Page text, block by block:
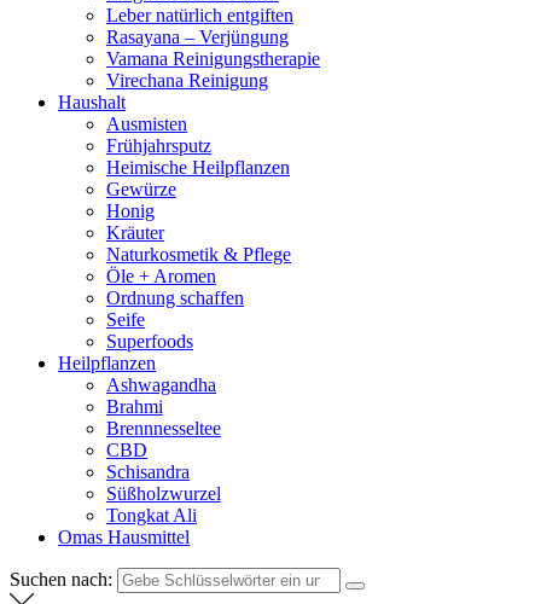
Leber natürlich entgiften
Rasayana – Verjüngung
Vamana Reinigungstherapie
Virechana Reinigung
Haushalt
Ausmisten
Frühjahrsputz
Heimische Heilpflanzen
Gewürze
Honig
Kräuter
Naturkosmetik & Pflege
Öle + Aromen
Ordnung schaffen
Seife
Superfoods
Heilpflanzen
Ashwagandha
Brahmi
Brennnesseltee
CBD
Schisandra
Süßholzwurzel
Tongkat Ali
Omas Hausmittel
Suchen nach: